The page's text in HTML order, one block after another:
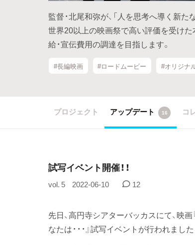
監督・北尾和弥が、「人を思考へ導く新
世界20以上の映画祭で高い評価を受け
給・宣伝費用の調達を目指します。
#長編映画 #ロードムービー #オリジナ
プロジェクト アップデート 16 コ
試写イベント開催！！
vol. 5 2022-06-10 12
先日、高円寺シアターバッカスにて、映
なたは・・・』試写イベントが行われました